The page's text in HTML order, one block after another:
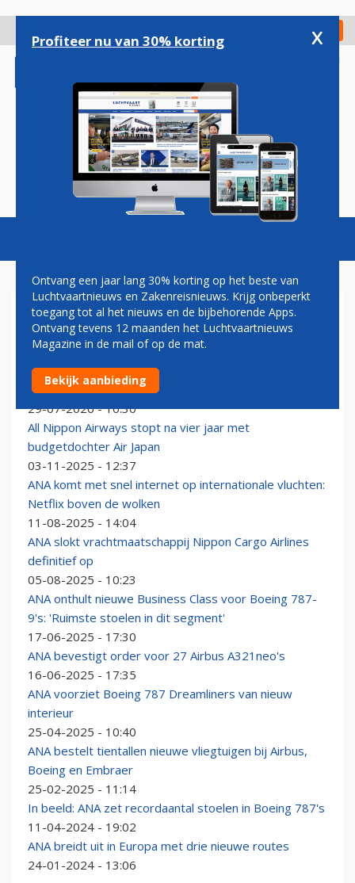
gaan
Check in
Magazine Podcasts Vacatures
ALL NIPPON AIRWAYS
Japanse luchtvaartmaatschappij ANA bezorgt Embraer
aanvullende order voor E190-E2
29-07-2026 - 10:30
All Nippon Airways stopt na vier jaar met
budgetdochter Air Japan
03-11-2025 - 12:37
ANA komt met snel internet op internationale vluchten:
Netflix boven de wolken
11-08-2025 - 14:04
ANA slokt vrachtmaatschappij Nippon Cargo Airlines
definitief op
05-08-2025 - 10:23
ANA onthult nieuwe Business Class voor Boeing 787-
9's: 'Ruimste stoelen in dit segment'
17-06-2025 - 17:30
ANA bevestigt order voor 27 Airbus A321neo's
16-06-2025 - 17:35
ANA voorziet Boeing 787 Dreamliners van nieuw
interieur
25-04-2025 - 10:40
ANA bestelt tientallen nieuwe vliegtuigen bij Airbus,
Boeing en Embraer
25-02-2025 - 11:14
In beeld: ANA zet recordaantal stoelen in Boeing 787's
11-04-2024 - 19:02
ANA breidt uit in Europa met drie nieuwe routes
24-01-2024 - 13:06
Profiteer nu van 30% korting x
Ontvang een jaar lang 30% korting op het beste van
Luchtvaartnieuws en Zakenreisnieuws. Krijg onbeperkt
toegang tot al het nieuws en de bijbehorende Apps.
Ontvang tevens 12 maanden het Luchtvaartnieuws
Magazine in de mail of op de mat.
Bekijk aanbieding